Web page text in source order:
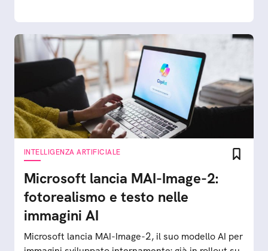
INTELLIGENZA ARTIFICIALE
Microsoft lancia MAI-Image-2:
fotorealismo e testo nelle
immagini AI
Microsoft lancia MAI-Image-2, il suo modello AI per